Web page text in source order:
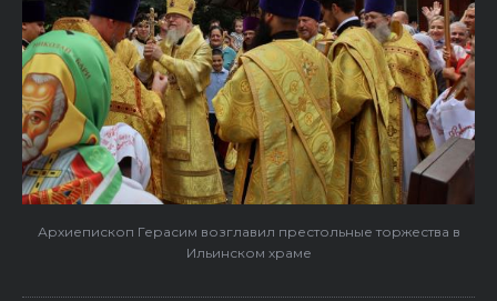
Архиепископ Герасим возглавил престольные торжества в
Ильинском храме